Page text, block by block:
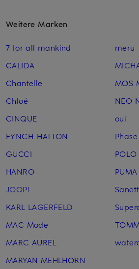
Weitere Marken
7 for all mankind
CALIDA
Chantelle
Chloé
CINQUE
FYNCH-HATTON
GUCCI
HANRO
JOOP!
KARL LAGERFELD
MAC Mode
MARC AUREL
MARYAN MEHLHORN
meru
MOS
NEO
oui
POLO
PUMA